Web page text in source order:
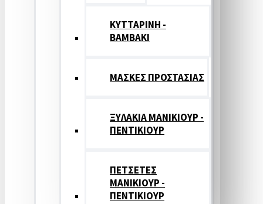
ΚΥΤΤΑΡΙΝΗ -
ΒΑΜΒΑΚΙ
ΜΑΣΚΕΣ ΠΡΟΣΤΑΣΙΑΣ
ΞΥΛΑΚΙΑ ΜΑΝΙΚΙΟΥΡ -
ΠΕΝΤΙΚΙΟΥΡ
ΠΕΤΣΕΤΕΣ
ΜΑΝΙΚΙΟΥΡ -
ΠΕΝΤΙΚΙΟΥΡ